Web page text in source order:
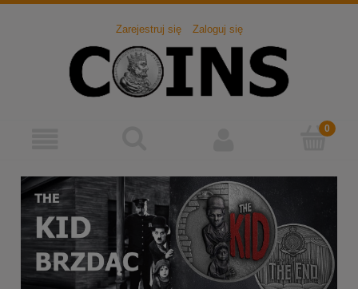
Zarejestruj się Zaloguj się